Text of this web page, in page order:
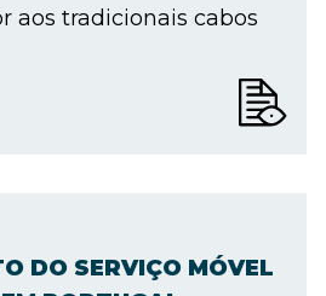
aos tradicionais cabos
DO SERVIÇO MÓVEL